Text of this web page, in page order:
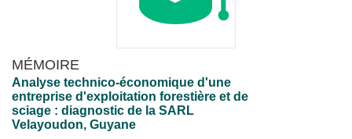
MÉMOIRE
Analyse technico-économique d'une
entreprise d'exploitation forestière et de
sciage : diagnostic de la SARL
Velayoudon, Guyane